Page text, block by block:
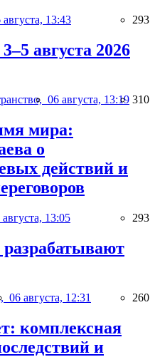
августа, 13:43 293
августа 2026
06 августа, 13:19 310
мира:
о
действий и
августа, 13:05 293
06 августа, 12:31 260
комплексная
и